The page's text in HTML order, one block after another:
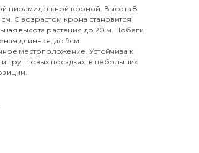
пирамидальной кроной. Высота 8
С возрастом крона становится
высота растения до 20 м. Побеги
длинная, до 9см.
местоположение. Устойчива к
групповых посадках, в небольших
Питомник Макаренко